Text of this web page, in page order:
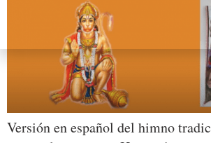
Versión en español del himno